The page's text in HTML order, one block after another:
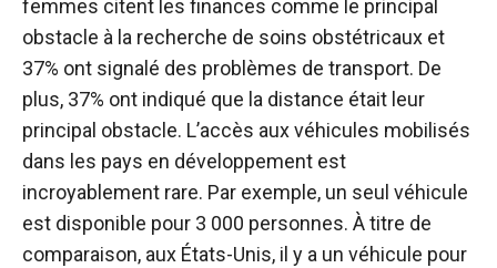
femmes citent les finances comme le principal
obstacle à la recherche de soins obstétricaux et
37% ont signalé des problèmes de transport. De
plus, 37% ont indiqué que la distance était leur
principal obstacle. L’accès aux véhicules mobilisés
dans les pays en développement est
incroyablement rare. Par exemple, un seul véhicule
est disponible pour 3 000 personnes. À titre de
comparaison, aux États-Unis, il y a un véhicule pour